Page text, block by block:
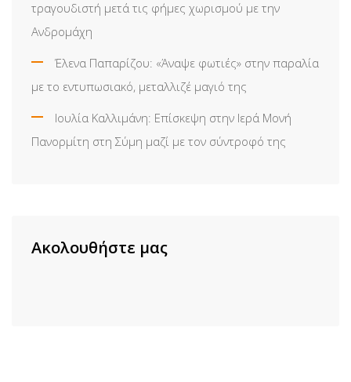
τραγουδιστή μετά τις φήμες χωρισμού με την
Ανδρομάχη
Έλενα Παπαρίζου: «Άναψε φωτιές» στην παραλία
με το εντυπωσιακό, μεταλλιζέ μαγιό της
Ιουλία Καλλιμάνη: Επίσκεψη στην Ιερά Μονή
Πανορμίτη στη Σύμη μαζί με τον σύντροφό της
Ακολουθήστε μας